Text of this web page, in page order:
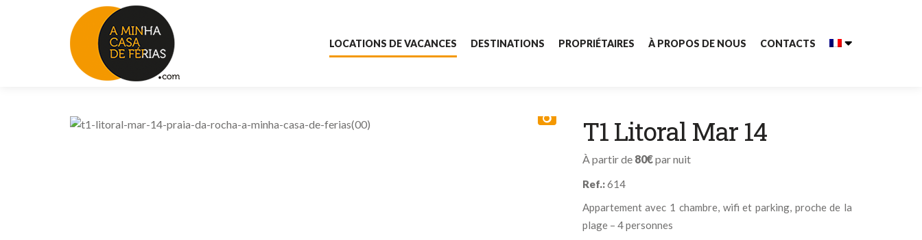
LOCATIONS DE VACANCES DESTINATIONS PROPRIÉTAIRES À PROPOS DE NOUS CONTACTS
pour :
T1 Litoral Mar 14
À partir de 80€par nuit
Ref.:614
Appartement avec 1 chambre, wifi et parking, proche de la
plage – 4 personnes